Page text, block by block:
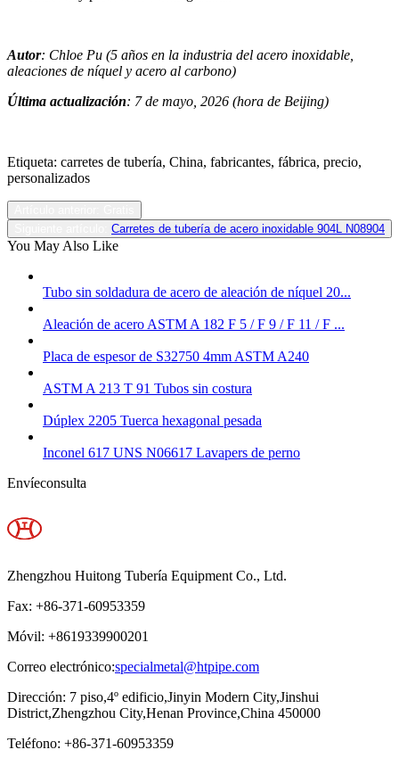
Autor: Chloe Pu (5 años en la industria del acero inoxidable,
aleaciones de níquel y acero al carbono)
Última actualización: 7 de mayo , 2026 (hora de Beijing)
Etiqueta: carretes de tubería, China, fabricantes, fábrica, precio,
personalizados
Carretes de tubería de acero inoxidable 904L N08904
You May Also Like
Tubo sin soldadura de acero de aleación de níquel 20...
Aleación de acero ASTM A 182 F 5 / F 9 / F 11 / F ...
Placa de espesor de S32750 4mm ASTM A240
ASTM A 213 T 91 Tubos sin costura
Dúplex 2205 Tuerca hexagonal pesada
Inconel 617 UNS N06617 Lavapers de perno
Envíeconsulta
Zhengzhou Huitong Tubería Equipment Co., Ltd.
Fax: +86-371-60953359
Móvil: +8619339900201
Correo electrónico:specialmetal@htpipe.com
Dirección: 7 piso,4º edificio,Jinyin Modern City,Jinshui
District,Zhengzhou City,Henan Province,China 450000
Teléfono: +86-371-60953359